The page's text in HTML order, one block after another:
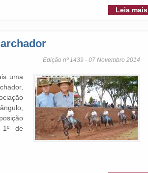
Leia mais
Edição nº 1439 - 07 Novembro 2014
uma
1º de